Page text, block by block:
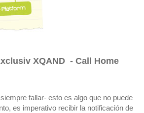
XQAND - Call Home
siempre fallar- esto es algo que no puede
es imperativo recibir la notificación de